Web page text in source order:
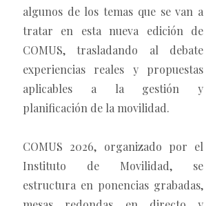
algunos de los temas que se van a
tratar en esta nueva edición de
COMUS, trasladando al debate
experiencias reales y propuestas
aplicables a la gestión y
planificación de la movilidad.
COMUS 2026, organizado por el
Instituto de Movilidad, se
estructura en ponencias grabadas,